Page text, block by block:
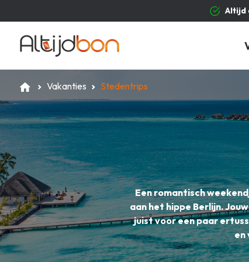
Altijd
Vakanties Stedentrips
Een romantisch
aan het hippe Berlijn.
juist voor een paar
en